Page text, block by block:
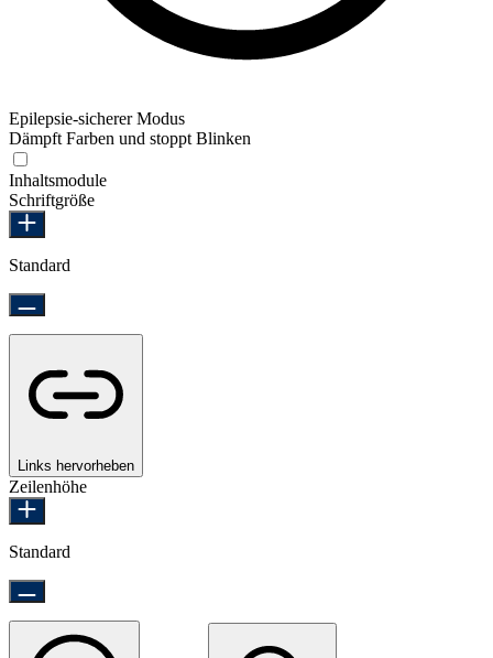
Epilepsie-sicherer Modus
Dämpft Farben und stoppt Blinken
Inhaltsmodule
Schriftgröße
Standard
Links hervorheben
Zeilenhöhe
Standard